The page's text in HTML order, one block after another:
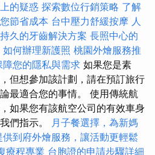
的疑惑 探索數位行銷策略 了解
節省成本 台中壓力舒緩按摩 人
久的牙齒解決方案 長照中心的
如何辦理新護照 桃園外燴服務推
您的隱私與需求 如果您是素
但想參加該計劃，請在預訂旅行
最適合您的事情。 使用傳統航
如果您有該航空公司的有效車身
們指示。 月子餐選擇，為新媽
供到府外燴服務，讓活動更輕鬆
療程專業 台胞證的申請步驟詳細